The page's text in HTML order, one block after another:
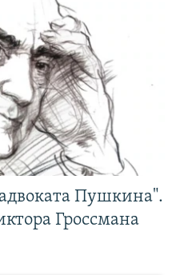
Пушкина".
Гроссмана